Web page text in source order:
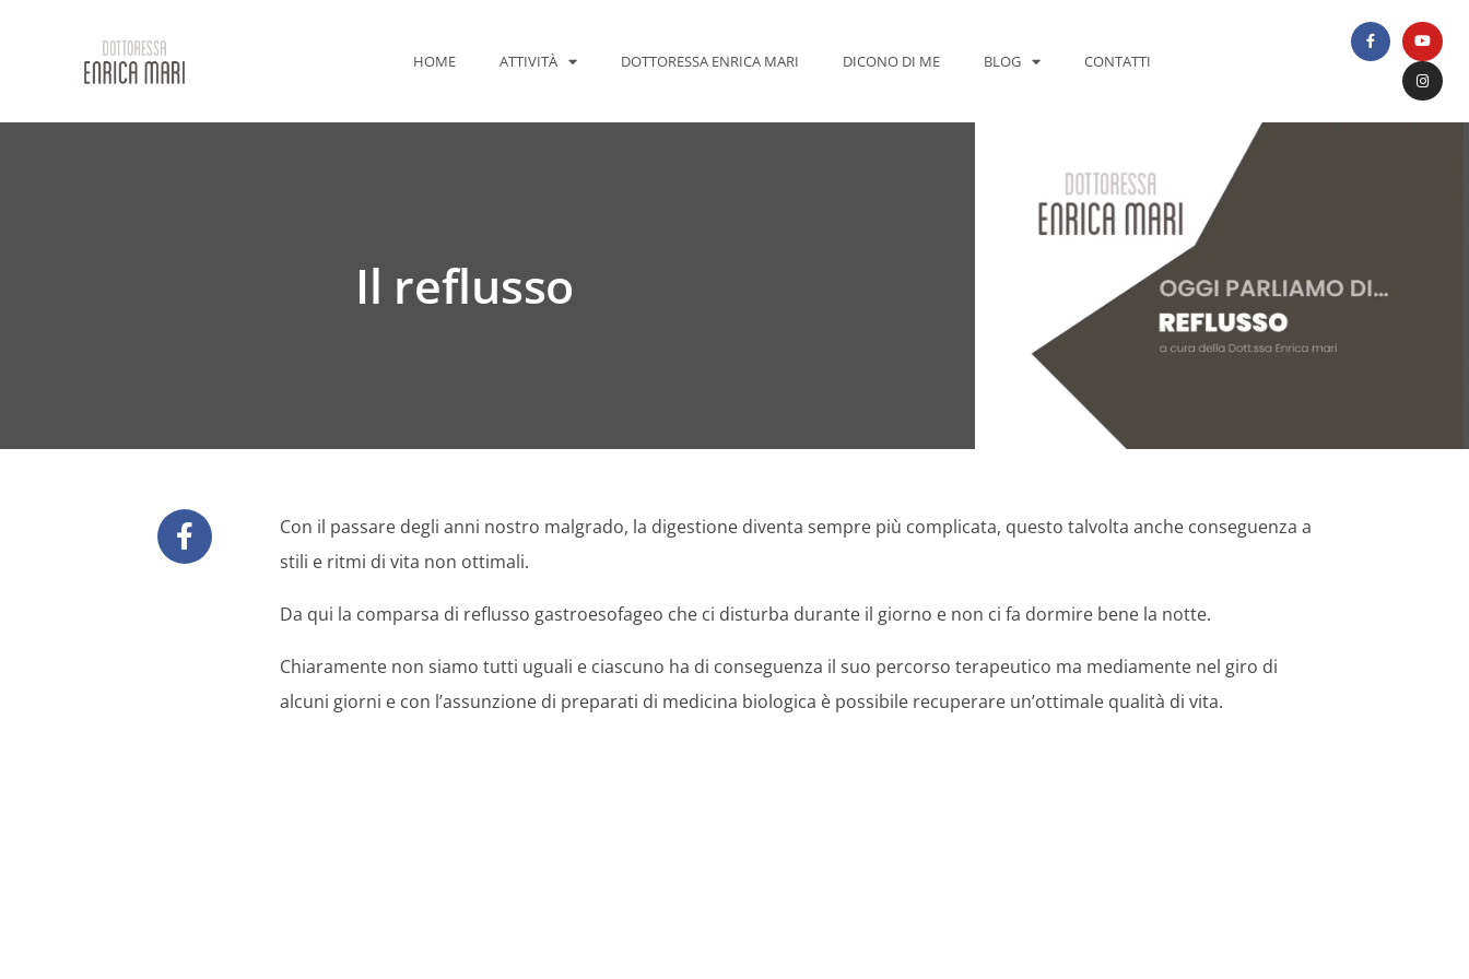
HOME ATTIVITÀ DOTTORESSA ENRICA MARI DICONO DI ME BLOG CONTATTI
Il reflusso
Con il passare degli anni nostro malgrado, la digestione diventa sempre più complicata, questo talvolta anche conseguenza a
stili e ritmi di vita non ottimali.
Da qui la comparsa di reflusso gastroesofageo che ci disturba durante il giorno e non ci fa dormire bene la notte.
Chiaramente non siamo tutti uguali e ciascuno ha di conseguenza il suo percorso terapeutico ma mediamente nel giro di
alcuni giorni e con l’assunzione di preparati di medicina biologica è possibile recuperare un’ottimale qualità di vita.